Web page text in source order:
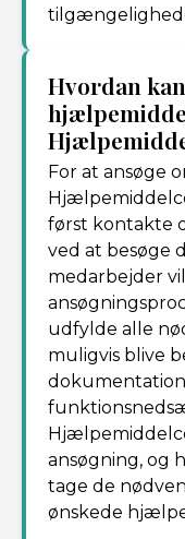
Hvordan
For at ansøge
først kontakte
ved at besøge
medarbejder
udfylde alle
muligvis blive
ansøgning, og
tage de
ønskede